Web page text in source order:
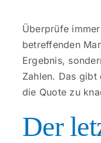
Überprüfe
betreffenden
Ergebnis,
Zahlen. Das
die Quote zu
Der